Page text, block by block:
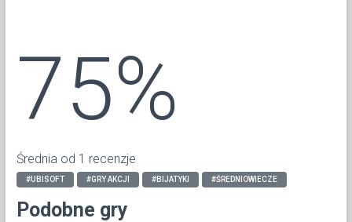
75%
Średnia od 1 recenzje
#UBISOFT #GRY AKCJI #BIJATYKI #ŚREDNIOWIECZE
Podobne gry